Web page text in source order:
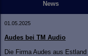
News
01.05.2025
Audes bei TM Audio
Die Firma Audes aus Estland